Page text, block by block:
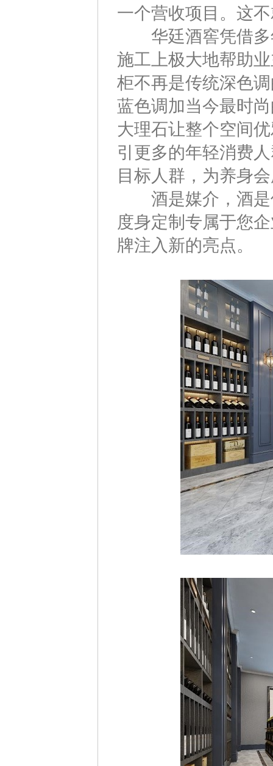
一个营收项目。这
华廷酒窖凭借多
施工上极大地帮助
柜不再是传统深色
蓝色调加当今最时
大理石让整个空间
引更多的年轻消费
目标人群，为养身
酒是媒介，酒是
度身定制专属于您
牌注入新的亮点。